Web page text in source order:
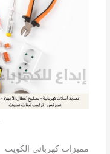
مميزات كهربائي الكويت